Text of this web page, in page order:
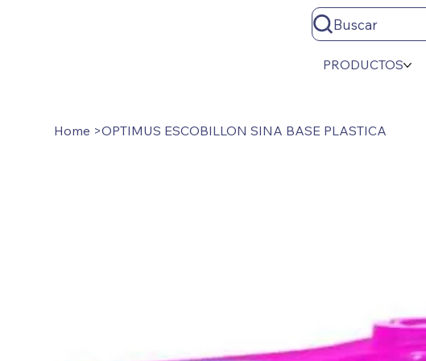
Buscar
PRODUCTOS
Home >OPTIMUS ESCOBILLON SINA BASE PLASTICA